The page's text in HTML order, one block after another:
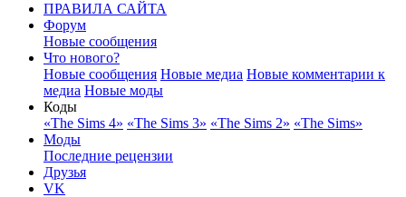
ПРАВИЛА САЙТА
Форум
Новые сообщения
Что нового?
Новые сообщения Новые медиа Новые комментарии к
медиа Новые моды
Коды
«The Sims 4» «The Sims 3» «The Sims 2» «The Sims»
Моды
Последние рецензии
Друзья
VK